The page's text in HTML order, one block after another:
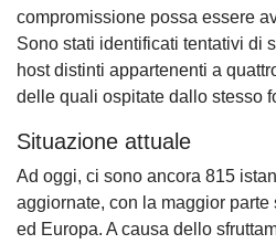
compromissione possa essere
Sono stati identificati tentativi di
host distinti appartenenti a
delle quali ospitate dallo stesso
Situazione attuale
Ad oggi, ci sono ancora 815
aggiornate, con la maggior parte
ed Europa. A causa dello